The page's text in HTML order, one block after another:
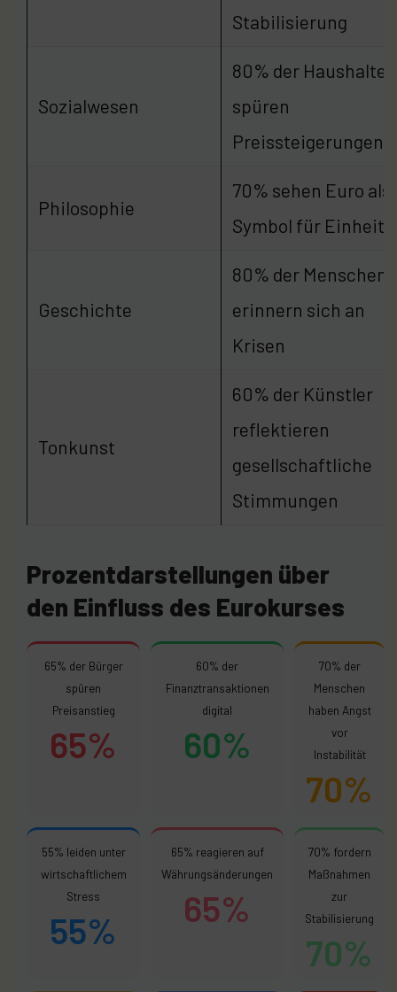
Stabilisierung
Sozialwesen
80% der Haushalte
spüren
Preissteigerungen
Philosophie
70% sehen Euro als
Symbol für Einheit
Geschichte
80% der Menschen
erinnern sich an
Krisen
Tonkunst
60% der Künstler
reflektieren
gesellschaftliche
Stimmungen
Prozentdarstellungen über
den Einfluss des Eurokurses
65% der Bürger
spüren
Preisanstieg
65%
60% der
Finanztransaktionen
digital
60%
70% der
Menschen
haben Angst
vor
Instabilität
70%
55% leiden unter
wirtschaftlichem
Stress
55%
65% reagieren auf
Währungsänderungen
65%
70% fordern
Maßnahmen
zur
Stabilisierung
70%